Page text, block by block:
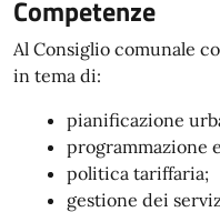
Competenze
Al Consiglio comunale
in tema di:
pianificazione
programmazione
politica tariffaria;
gestione dei